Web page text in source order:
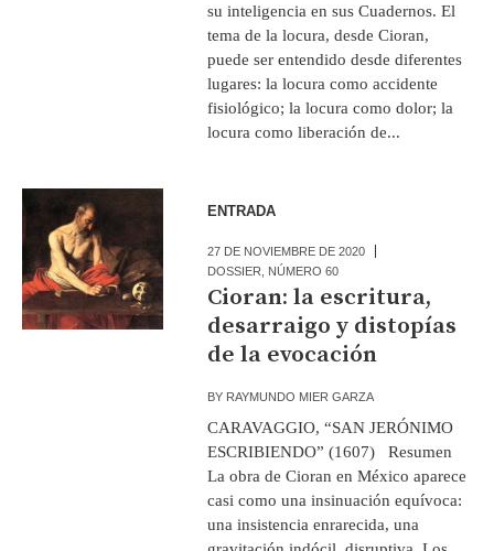
su inteligencia en sus Cuadernos. El
tema de la locura, desde Cioran,
puede ser entendido desde diferentes
lugares: la locura como accidente
fisiológico; la locura como dolor; la
locura como liberación de...
ENTRADA
27 DE NOVIEMBRE DE 2020
DOSSIER
NÚMERO 60
Cioran: la escritura,
desarraigo y distopías
de la evocación
BY RAYMUNDO MIER GARZA
CARAVAGGIO, “SAN JERÓNIMO
ESCRIBIENDO” (1607) Resumen
La obra de Cioran en México aparece
casi como una insinuación equívoca:
una insistencia enrarecida, una